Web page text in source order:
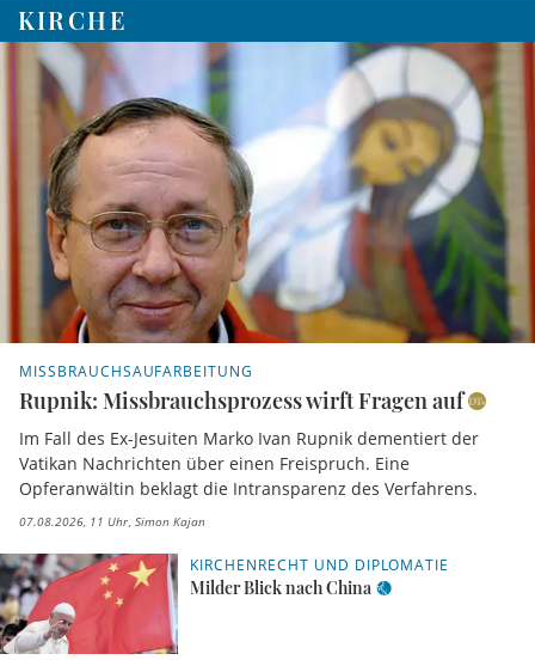
KIRCHE
MISSBRAUCHSAUFARBEITUNG
Rupnik: Missbrauchsprozess wirft Fragen auf
Im Fall des Ex-Jesuiten Marko Ivan Rupnik dementiert der
Vatikan Nachrichten über einen Freispruch. Eine
Opferanwältin beklagt die Intransparenz des Verfahrens.
07.08.2026, 11 Uhr Simon Kajan
KIRCHENRECHT UND DIPLOMATIE
Milder Blick nach China